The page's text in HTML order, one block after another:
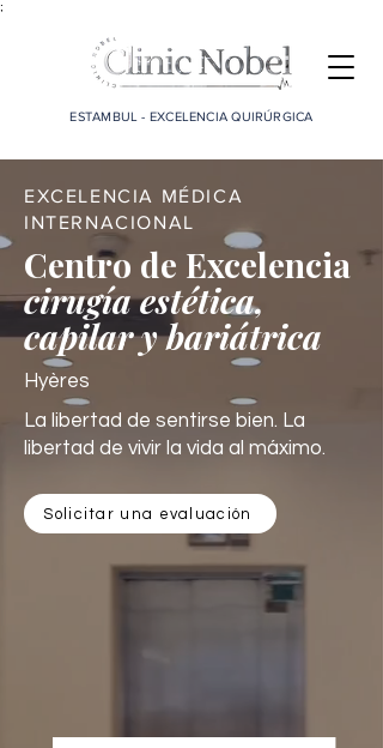
;
ESTAMBUL - EXCELENCIA QUIRÚRGICA
EXCELENCIA MÉDICA
INTERNACIONAL
Centro de Excelencia
cirugía estética,
capilar y bariátrica
Hyères
La libertad de sentirse bien. La
libertad de vivir la vida al máximo.
Solicitar una evaluación